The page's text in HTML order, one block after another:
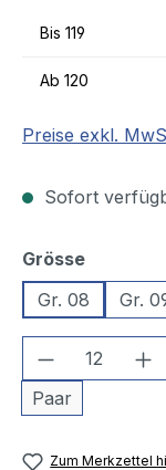
Bis 119
Ab 120
Preise exkl.
Sofort
Grösse
Gr. 08
Gr.
Produkt
Paar
Zum Merkzettel